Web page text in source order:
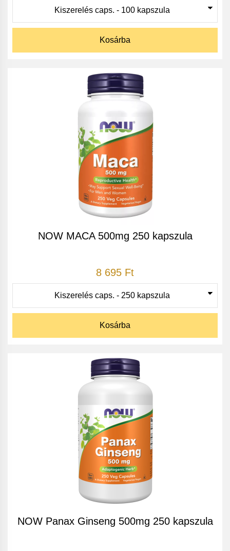
Kosárba
NOW MACA 500mg 250 kapszula
8 695 Ft
Kosárba
NOW Panax Ginseng 500mg 250 kapszula